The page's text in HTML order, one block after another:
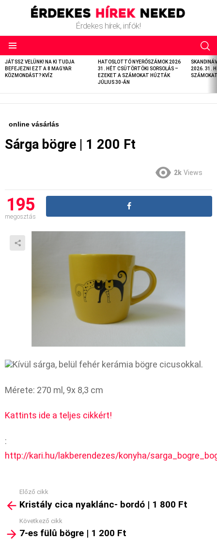
Érdekes hírek, infók!
LATEST
STORIES
JÁTSSZ VELÜNK! NA KI TUDJA
BEFEJEZNI EZT A 8 MAGYAR
KÖZMONDÁST? KVÍZ
HATOSLOTTÓ NYERŐSZÁMOK 2026
31. HÉT CSÜTÖRTÖKI SORSOLÁS –
EZEKET A SZÁMOKAT HÚZTÁK
JÚLIUS 30-ÁN
2026. 31.
online vásárlás
Sárga bögre | 1 200 Ft
2k Views
195
megosztás
Kívül sárga, belül fehér kerámia bögre cicusokkal.
Mérete: 270 ml, 9x 8,3 cm
Kattints ide a teljes cikkért!
:
http://kari.hu/lakberendezes/konyha/
more
Előző cikk
Kristály cica nyaklánc- bordó | 1 800 Ft
Következő cikk
7-es fülû bögre | 1 200 Ft